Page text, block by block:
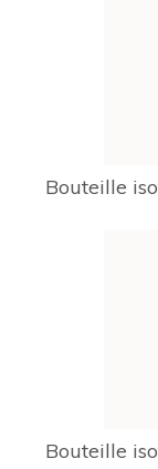
Bouteille
Bouteille